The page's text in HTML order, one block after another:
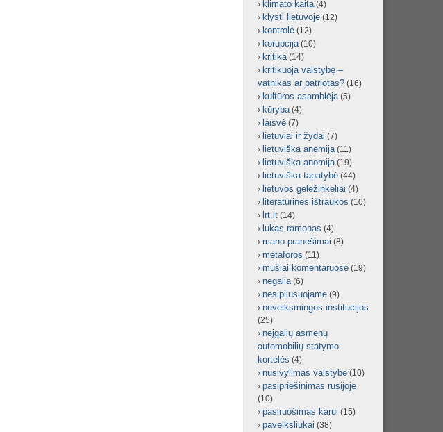
klimato kaita(4)
klysti lietuvoje (12)
kontrolė (12)
korupcija(10)
kritika(14)
kritikuoja valstybę –
vatnikas ar patriotas? (16)
kultūros asamblėja(5)
kūryba(4)
laisvė (7)
lietuviai ir žydai (7)
lietuviška anemija(11)
lietuviška anomija(19)
lietuviška tapatybė (44)
lietuvos geležinkeliai (4)
literatūrinės ištraukos (10)
lrt.lt (14)
lukas ramonas (4)
mano pranešimai (8)
metaforos (11)
mūšiai komentaruose (19)
negalia(6)
nesipliusuojame (9)
neveiksmingos institucijos
(25)
neįgalių asmenų
automobilių statymo
kortelės (4)
nusivylimas valstybe (10)
pasipriešinimas rusijoje
(10)
pasiruošimas karui (15)
paveiksliukai (38)